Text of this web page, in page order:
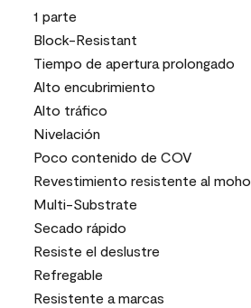
1 parte
Block-Resistant
Tiempo de apertura prolongado
Alto encubrimiento
Alto tráfico
Nivelación
Poco contenido de COV
Revestimiento resistente al moho
Multi-Substrate
Secado rápido
Resiste el deslustre
Refregable
Resistente a marcas